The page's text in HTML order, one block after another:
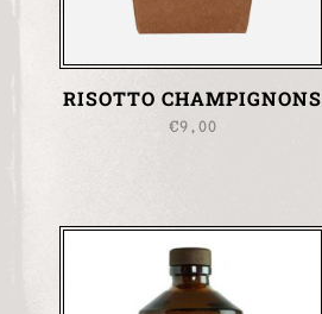
RISOTTO CHAMPIGNONS
€9,00